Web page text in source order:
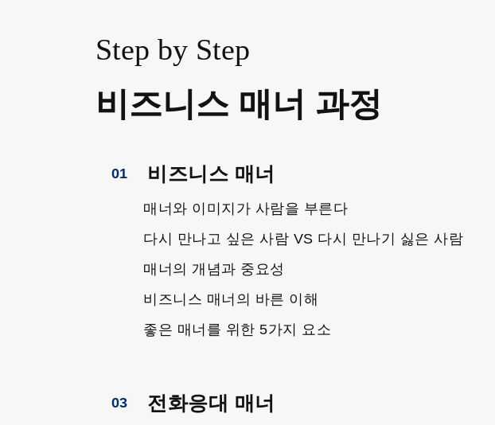
Step by Step
비즈니스 매너 과정
01 비즈니스 매너
매너와 이미지가 사람을 부른다
다시 만나고 싶은 사람 VS 다시 만나기 싫은 사람
매너의 개념과 중요성
비즈니스 매너의 바른 이해
좋은 매너를 위한 5가지 요소
03 전화응대 매너